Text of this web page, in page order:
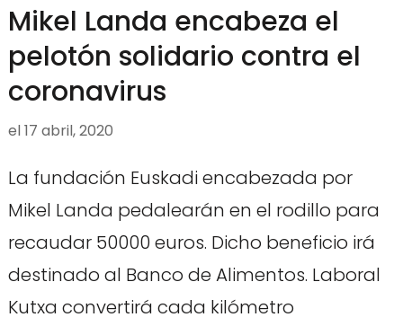
Mikel Landa encabeza el
pelotón solidario contra el
coronavirus
el17 abril, 2020
La fundación Euskadi encabezada por
Mikel Landa pedalearán en el rodillo para
recaudar 50000 euros. Dicho beneficio irá
destinado al Banco de Alimentos. Laboral
Kutxa convertirá cada kilómetro